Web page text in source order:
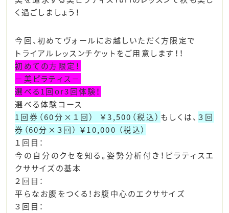
く過ごしましょう！
今回、初めてヴォールにお越しいただく方限定で
トライアルレッスンチケットをご用意します！！
初めての方限定！
－美ピラティス－
選べる1回or3回体験！
選べる体験コース
1回券（60分×１回） ￥3,500（税込） もしくは、 ３回
券（60分×３回） ￥10,000 （税込）
１回目：
今の自分のクセを知る。姿勢分析付き！ピラティスエ
クササイズの基本
２回目：
平らなお腹をつくる！お腹中心のエクササイズ
３回目：